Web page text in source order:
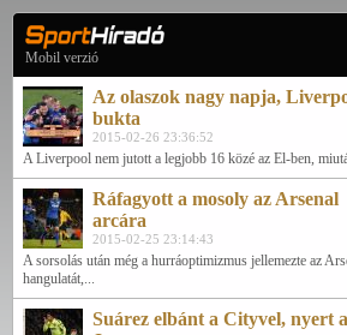
Mobil verzió
Az olaszok nagy napja,
bukta
2015-02-26 23:36:52
A Liverpool nem jutott a legjobb 16 közé az El-ben,
Ráfagyott a mosoly az Arsenal
arcára
2015-02-25 23:14:43
A sorsolás után még a hurráoptimizmus jellemezte az
hangulatát,...
Suárez elbánt a Cityvel, nyert a